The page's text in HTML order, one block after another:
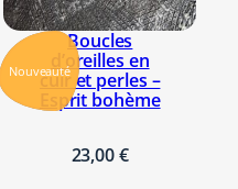
Nouveauté
Boucles
d’oreilles en
cuir et perles –
Esprit bohème
23,00€